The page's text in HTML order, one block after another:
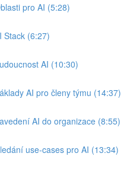
pro AI (5:28)
Stack (6:27)
AI (10:30)
AI pro členy týmu (14:37)
AI do organizace (8:55)
use-cases pro AI (13:34)